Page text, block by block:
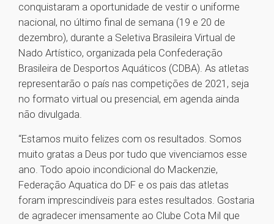
conquistaram a oportunidade de vestir o uniforme
nacional, no último final de semana (19 e 20 de
dezembro), durante a Seletiva Brasileira Virtual de
Nado Artístico, organizada pela Confederação
Brasileira de Desportos Aquáticos (CDBA). As atletas
representarão o país nas competições de 2021, seja
no formato virtual ou presencial, em agenda ainda
não divulgada.
“Estamos muito felizes com os resultados. Somos
muito gratas a Deus por tudo que vivenciamos esse
ano. Todo apoio incondicional do Mackenzie,
Federação Aquatica do DF e os pais das atletas
foram imprescindíveis para estes resultados. Gostaria
de agradecer imensamente ao Clube Cota Mil que